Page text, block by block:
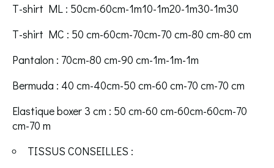
T-shirt ML : 50cm-60cm-1m10-1m20-1m30-1m30
T-shirt MC : 50 cm-60cm-70cm-70 cm-80 cm-80 cm
Pantalon : 70cm-80 cm-90 cm-1m-1m-1m
Bermuda : 40 cm-40cm-50 cm-60 cm-70 cm-70 cm
Elastique boxer 3 cm : 50 cm-60 cm-60cm-60cm-70
cm-70 m
TISSUS CONSEILLES :